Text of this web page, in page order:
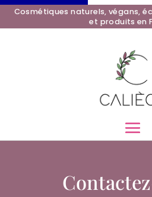
Cosmétiques naturels, végans,
et produits en